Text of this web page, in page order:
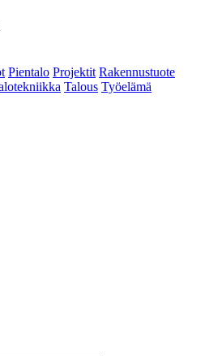
Pientalo Projektit Rakennustuote
Talous Työelämä